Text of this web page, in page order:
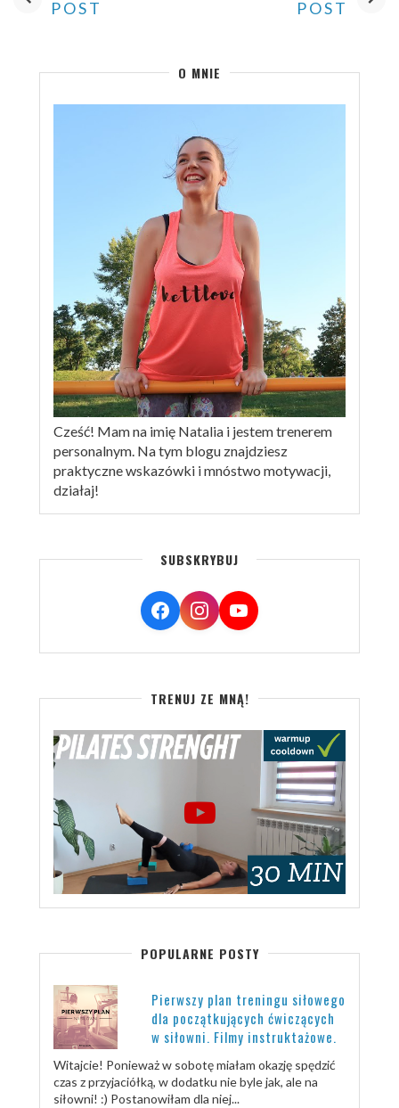
POST POST
O MNIE
Cześć! Mam na imię Natalia i jestem trenerem
personalnym. Na tym blogu znajdziesz
praktyczne wskazówki i mnóstwo motywacji,
działaj!
SUBSKRYBUJ
TRENUJ ZE MNĄ!
POPULARNE POSTY
Pierwszy plan treningu siłowego
dla początkujących ćwiczących
w siłowni. Filmy instruktażowe.
Witajcie! Ponieważ w sobotę miałam okazję spędzić
czas z przyjaciółką, w dodatku nie byle jak, ale na
siłowni! :) Postanowiłam dla niej...